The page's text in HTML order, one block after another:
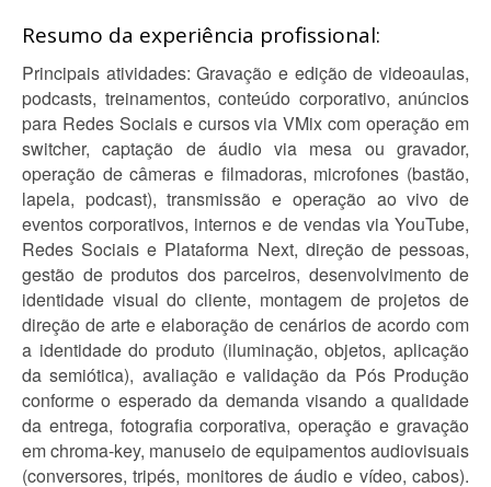
Resumo da experiência profissional:
Principais atividades: Gravação e edição de videoaulas,
podcasts, treinamentos, conteúdo corporativo, anúncios
para Redes Sociais e cursos via VMix com operação em
switcher, captação de áudio via mesa ou gravador,
operação de câmeras e filmadoras, microfones (bastão,
lapela, podcast), transmissão e operação ao vivo de
eventos corporativos, internos e de vendas via YouTube,
Redes Sociais e Plataforma Next, direção de pessoas,
gestão de produtos dos parceiros, desenvolvimento de
identidade visual do cliente, montagem de projetos de
direção de arte e elaboração de cenários de acordo com
a identidade do produto (iluminação, objetos, aplicação
da semiótica), avaliação e validação da Pós Produção
conforme o esperado da demanda visando a qualidade
da entrega, fotografia corporativa, operação e gravação
em chroma-key, manuseio de equipamentos audiovisuais
(conversores, tripés, monitores de áudio e vídeo, cabos).